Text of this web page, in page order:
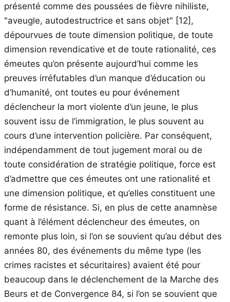
présenté comme des poussées de fièvre nihiliste,
"aveugle, autodestructrice et sans objet" [12] ,
dépourvues de toute dimension politique, de toute
dimension revendicative et de toute rationalité, ces
émeutes qu’on présente aujourd’hui comme les
preuves irréfutables d’un manque d’éducation ou
d’humanité, ont toutes eu pour événement
déclencheur la mort violente d’un jeune, le plus
souvent issu de l’immigration, le plus souvent au
cours d’une intervention policière. Par conséquent,
indépendamment de tout jugement moral ou de
toute considération de stratégie politique, force est
d’admettre que ces émeutes ont une rationalité et
une dimension politique, et qu’elles constituent une
forme de résistance. Si, en plus de cette anamnèse
quant à l’élément déclencheur des émeutes, on
remonte plus loin, si l’on se souvient qu’au début des
années 80, des événements du même type (les
crimes racistes et sécuritaires) avaient été pour
beaucoup dans le déclenchement de la Marche des
Beurs et de Convergence 84, si l’on se souvient que